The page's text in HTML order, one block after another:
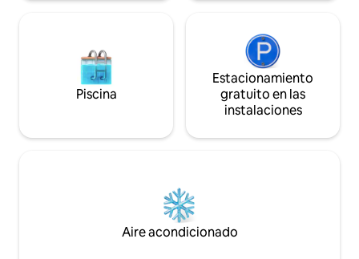
Piscina
Estacionamiento
gratuito en las
instalaciones
Aire acondicionado